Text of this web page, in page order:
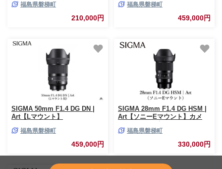
福島県磐梯町
210,000円
福島県磐梯町
459,000円
SIGMA 50mm F1.4 DG DN |
Art【Lマウント】
福島県磐梯町
459,000円
SIGMA 28mm F1.4 DG HSM |
Art【ソニーEマウント】カメ
福島県磐梯町
330,000円